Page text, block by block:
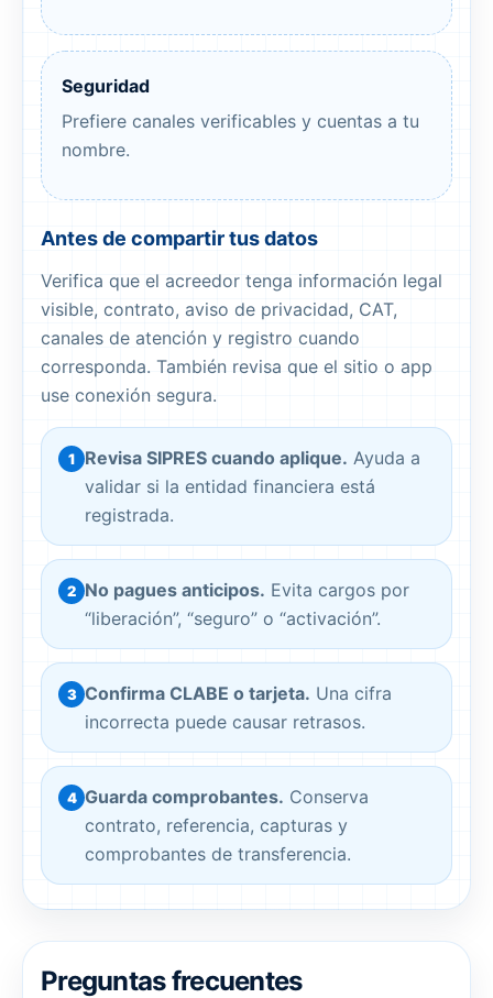
Seguridad
Prefiere canales verificables y cuentas a tu
nombre.
Antes de compartir tus datos
Verifica que el acreedor tenga información legal
visible, contrato, aviso de privacidad, CAT,
canales de atención y registro cuando
corresponda. También revisa que el sitio o app
use conexión segura.
1 Revisa SIPRES cuando aplique. Ayuda a
validar si la entidad financiera está
registrada.
2 No pagues anticipos. Evita cargos por
“liberación”, “seguro” o “activación”.
3 Confirma CLABE o tarjeta. Una cifra
incorrecta puede causar retrasos.
4 Guarda comprobantes. Conserva
contrato, referencia, capturas y
comprobantes de transferencia.
Preguntas frecuentes